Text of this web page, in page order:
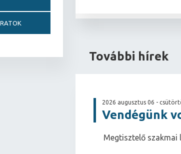
További hírek
2026 augusztus 06 -
Vendégünk
Megtisztelő szakmai